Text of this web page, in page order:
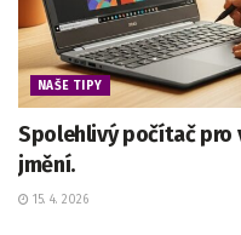
NAŠE TIPY
Spolehlivý počítač pro
jmění.
15. 4. 2026